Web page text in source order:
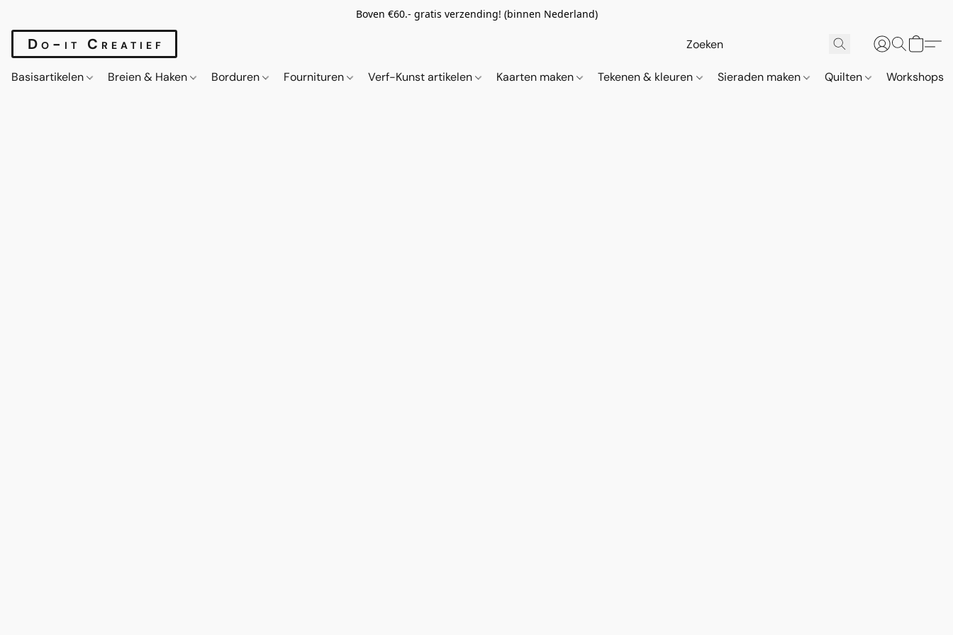
Boven €60.- gratis verzending! (binnen Nederland)
Do-it Creatief
Basisartikelen Breien & Haken Borduren Fournituren Verf-Kunst artikelen Kaarten maken Tekenen & kleuren Sieraden maken Quilten Workshops